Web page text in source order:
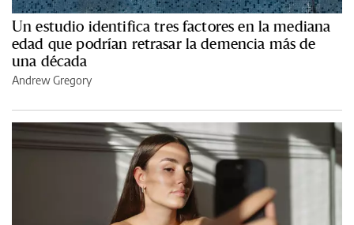
Un estudio identifica tres factores en la mediana
edad que podrían retrasar la demencia más de
una década
Andrew Gregory